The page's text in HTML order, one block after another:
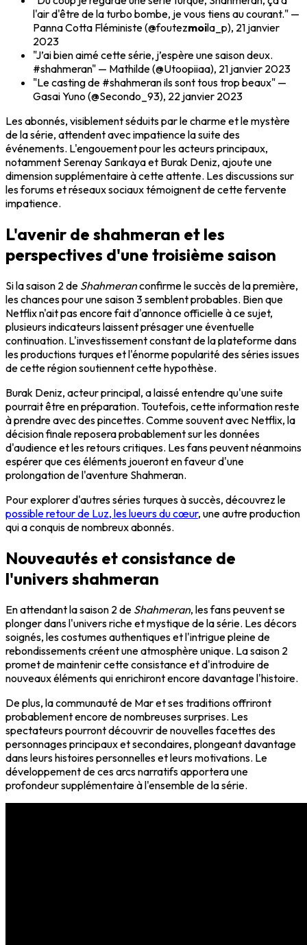
l'air d'être de la turbo bombe, je vous tiens au courant." —
Panna Cotta Fléministe (@foutezmoila_p), 21 janvier
2023
"J’ai bien aimé cette série, j’espère une saison deux.
#shahmeran" — Mathilde (@Utoopiiaa), 21 janvier 2023
"Le casting de #shahmeran ils sont tous trop beaux" —
Gasai Yuno (@Secondo_93), 22 janvier 2023
Les abonnés, visiblement séduits par le charme et le mystère
de la série, attendent avec impatience la suite des
événements. L'engouement pour les acteurs principaux,
notamment Serenay Sarıkaya et Burak Deniz, ajoute une
dimension supplémentaire à cette attente. Les discussions sur
les forums et réseaux sociaux témoignent de cette fervente
impatience.
L'avenir de shahmeran et les
perspectives d'une troisième saison
Si la saison 2 de Shahmeranconfirme le succès de la première,
les chances pour une saison 3 semblent probables. Bien que
Netflix n'ait pas encore fait d'annonce officielle à ce sujet,
plusieurs indicateurs laissent présager une éventuelle
continuation. L'investissement constant de la plateforme dans
les productions turques et l'énorme popularité des séries issues
de cette région soutiennent cette hypothèse.
Burak Deniz, acteur principal, a laissé entendre qu'une suite
pourrait être en préparation. Toutefois, cette information reste
à prendre avec des pincettes. Comme souvent avec Netflix, la
décision finale reposera probablement sur les données
d'audience et les retours critiques. Les fans peuvent néanmoins
espérer que ces éléments joueront en faveur d'une
prolongation de l'aventure Shahmeran.
Pour explorer d'autres séries turques à succès, découvrez le
possible retour de Luz, les lueurs du cœur, une autre production
qui a conquis de nombreux abonnés.
Nouveautés et consistance de
l'univers shahmeran
En attendant la saison 2 de Shahmeran, les fans peuvent se
plonger dans l'univers riche et mystique de la série. Les décors
soignés, les costumes authentiques et l'intrigue pleine de
rebondissements créent une atmosphère unique. La saison 2
promet de maintenir cette consistance et d'introduire de
nouveaux éléments qui enrichiront encore davantage l'histoire.
De plus, la communauté de Mar et ses traditions offriront
probablement encore de nombreuses surprises. Les
spectateurs pourront découvrir de nouvelles facettes des
personnages principaux et secondaires, plongeant davantage
dans leurs histoires personnelles et leurs motivations. Le
développement de ces arcs narratifs apportera une
profondeur supplémentaire à l'ensemble de la série.